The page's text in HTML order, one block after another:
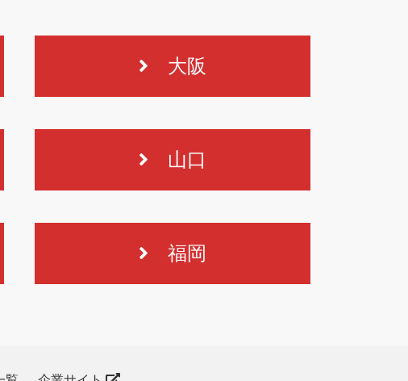
大阪
山口
福岡